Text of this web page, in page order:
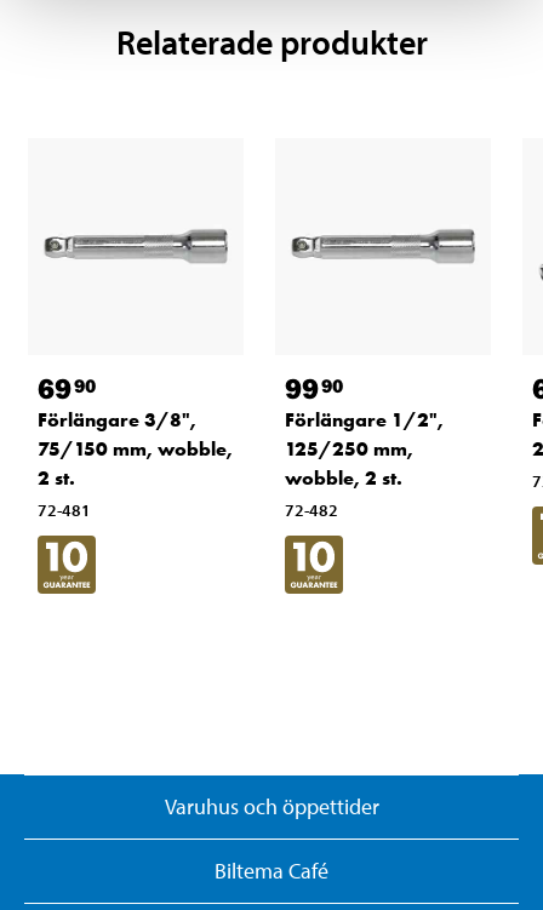
Relaterade produkter
6990
Förlängare 3/8",
75/150 mm, wobble,
2 st.
72-481
9990
Förlängare 1/2",
125/250 mm,
wobble, 2 st.
72-482
Varuhus och öppettider
Biltema Café